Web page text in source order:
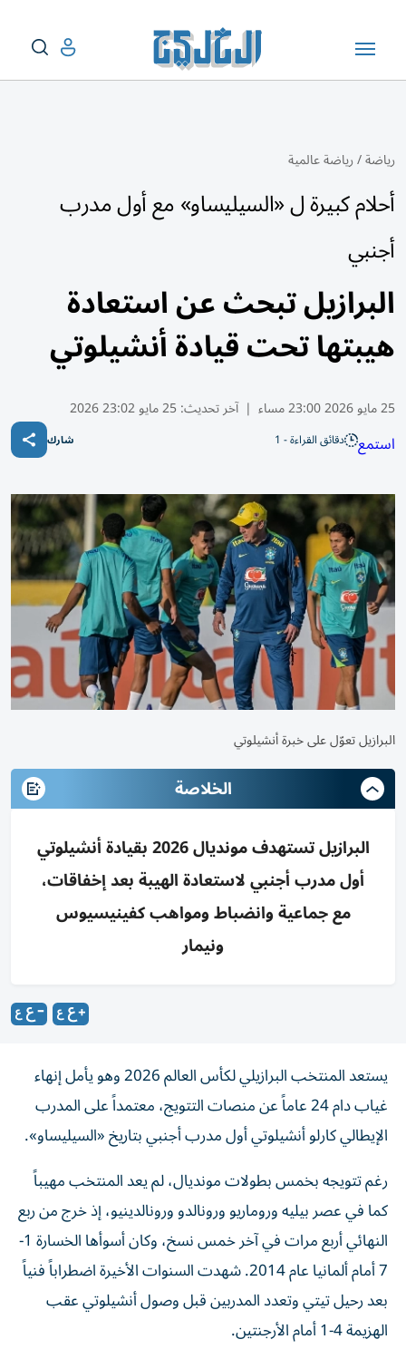
رياضة/رياضة عالمية
أحلام كبيرة ل «السيليساو» مع أول مدرب
أجنبي
البرازيل تبحث عن استعادة
هيبتها تحت قيادة أنشيلوتي
25 مايو 2026 23:00 مساء | آخر تحديث:25 مايو 23:02 2026
استمع دقائق القراءة - 1 شارك
البرازيل تعوّل على خبرة أنشيلوتي
الخلاصة
البرازيل تستهدف مونديال 2026 بقيادة أنشيلوتي
أول مدرب أجنبي لاستعادة الهيبة بعد إخفاقات،
مع جماعية وانضباط ومواهب كفينيسيوس
ونيمار
يستعد المنتخب البرازيلي لكأس العالم 2026 وهو يأمل إنهاء
غياب دام 24 عاماً عن منصات التتويج، معتمداً على المدرب
الإيطالي كارلو أنشيلوتي أول مدرب أجنبي بتاريخ «السيليساو».
رغم تتويجه بخمس بطولات مونديال، لم يعد المنتخب مهيباً
كما في عصر بيليه وروماريو ورونالدو ورونالدينيو، إذ خرج من ربع
النهائي أربع مرات في آخر خمس نسخ، وكان أسوأها الخسارة 1-
7 أمام ألمانيا عام 2014. شهدت السنوات الأخيرة اضطراباً فنياً
بعد رحيل تيتي وتعدد المدربين قبل وصول أنشيلوتي عقب
الهزيمة 4-1 أمام الأرجنتين.